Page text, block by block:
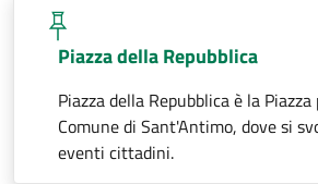
Piazza della Repubblica
Piazza della Repubblica è la
Comune di Sant'Antimo, dove si
eventi cittadini.